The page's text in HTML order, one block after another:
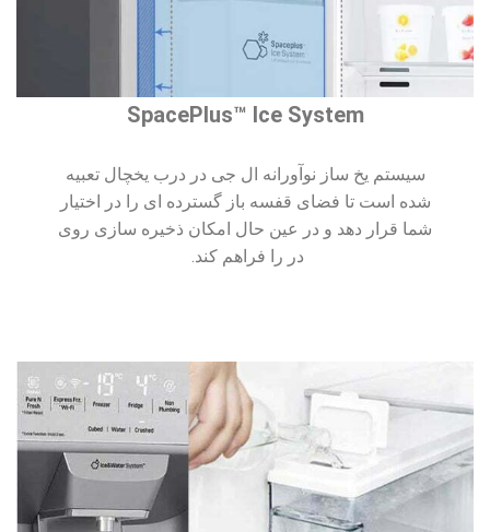
SpacePlus™ Ice System
سیستم یخ ساز نوآورانه ال جی در درب یخچال تعبیه
شده است تا فضای قفسه باز گسترده ای را در اختیار
شما قرار دهد و در عین حال امکان ذخیره سازی روی
در را فراهم کند.